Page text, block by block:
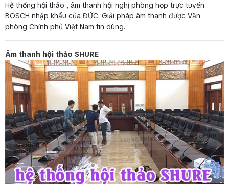
Hệ thống hội thảo , âm thanh hội nghị phòng họp trực tuyến
BOSCH nhập khẩu của ĐỨC. Giải pháp âm thanh được Văn
phòng Chính phủ Việt Nam tin dùng.
Âm thanh hội thảo SHURE